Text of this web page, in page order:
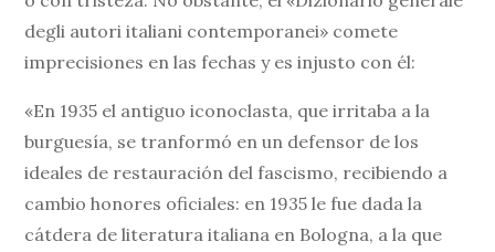
degli autori italiani contemporanei» comete
imprecisiones en las fechas y es injusto con él:
«En 1935 el antiguo iconoclasta, que irritaba a la
burguesía, se tranformó en un defensor de los
ideales de restauración del fascismo, recibiendo a
cambio honores oficiales: en 1935 le fue dada la
cátdera de literatura italiana en Bologna, a la que